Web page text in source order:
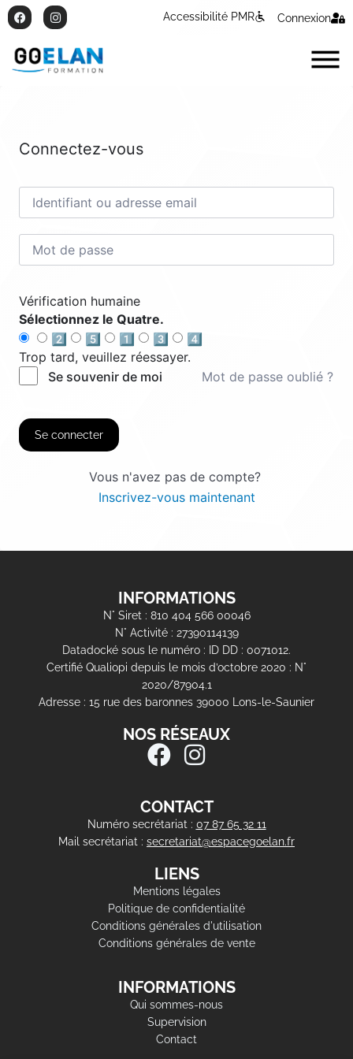
Accessibilité PMR Connexion
Connectez-vous
Vérification humaine
Sélectionnez le Quatre.
2️⃣
5️⃣ 1️⃣ 3️⃣
4️⃣
Trop tard, veuillez réessayer.
Se souvenir de moi
Mot de passe oublié ?
Se connecter
Vous n'avez pas de compte?
Inscrivez-vous maintenant
INFORMATIONS
N° Siret : 810 404 566 00046
N° Activité : 27390114139
Datadocké sous le numéro : ID DD : 0071012.
Certifié Qualiopi depuis le mois d’octobre 2020 : N°
2020/87904.1
Adresse : 15 rue des baronnes 39000 Lons-le-Saunier
NOS RÉSEAUX
CONTACT
Numéro secrétariat : 07 87 65 32 11
Mail secrétariat : secretariat@espacegoelan.fr
LIENS
Mentions légales
Politique de confidentialité
Conditions générales d'utilisation
Conditions générales de vente
INFORMATIONS
Qui sommes-nous
Supervision
Contact